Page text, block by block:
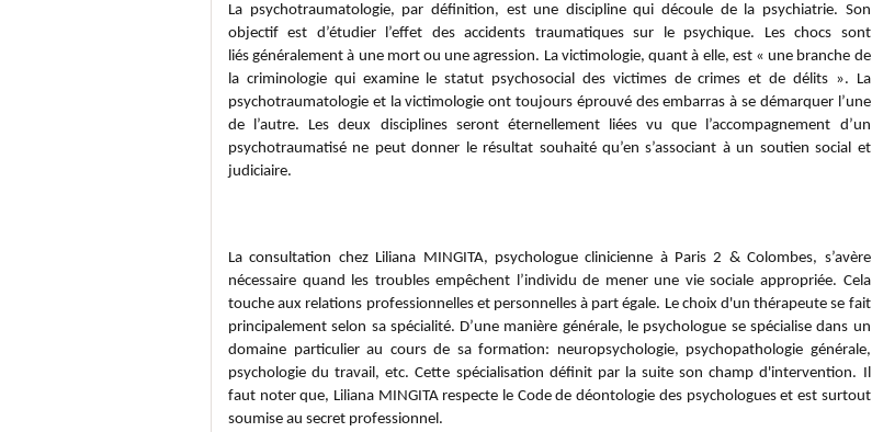
La psychotraumatologie, par définition, est une discipline qui découle de la psychiatrie. Son
objectif est d’étudier l’effet des accidents traumatiques sur le psychique. Les chocs sont
liés généralement à une mort ou une agression. La victimologie, quant à elle, est « une branche de
la criminologie qui examine le statut psychosocial des victimes de crimes et de délits ». La
psychotraumatologie et la victimologie ont toujours éprouvé des embarras à se démarquer l’une
de l’autre. Les deux disciplines seront éternellement liées vu que l’accompagnement d’un
psychotraumatisé ne peut donner le résultat souhaité qu’en s’associant à un soutien social et
judiciaire.
La consultation chez Liliana MINGITA, psychologue clinicienne à Paris 2 & Colombes, s’avère
nécessaire quand les troubles empêchent l’individu de mener une vie sociale appropriée. Cela
touche aux relations professionnelles et personnelles à part égale. Le choix d'un thérapeute se fait
principalement selon sa spécialité. D’une manière générale, le psychologue se spécialise dans un
domaine particulier au cours de sa formation: neuropsychologie, psychopathologie générale,
psychologie du travail, etc. Cette spécialisation définit par la suite son champ d'intervention. Il
faut noter que, Liliana MINGITA respecte le Code de déontologie des psychologues et est surtout
soumise au secret professionnel.